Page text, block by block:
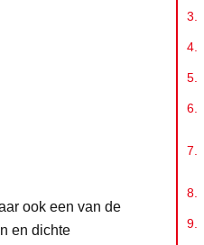
ook een van de
en dichte